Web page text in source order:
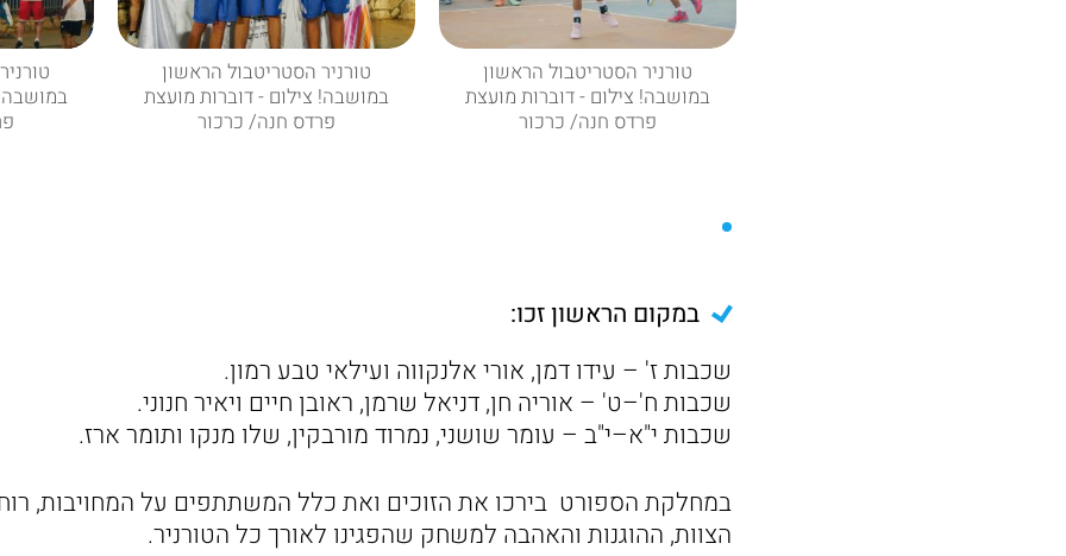
טורניר הסטריטבול הראשון
במושבה! צילום - דוברות מועצת
פרדס חנה/ כרכור
טורניר הסטריטבול הראשון
במושבה! צילום - דוברות מועצת
פרדס חנה/ כרכור
במקום הראשון זכו:
שכבות ז' – עידו דמן, אורי אלנקווה ועילאי טבע רמון.
שכבות ח'–ט' – אוריה חן, דניאל שרמן, ראובן חיים ויאיר חנוני.
שכבות י"א–י"ב – עומר שושני, נמרוד מורבקין, שלו מנקו ותומר ארז.
במחלקת הספורט בירכו את הזוכים ואת כלל המשתתפים על המחויבות,
הצוות, ההוגנות והאהבה למשחק שהפגינו לאורך כל הטורניר.